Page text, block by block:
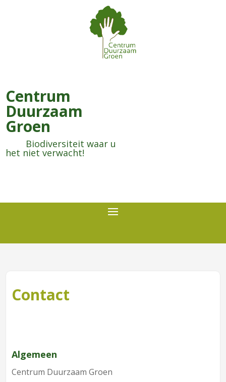
Centrum
Duurzaam
Groen
Biodiversiteit waar u
het niet verwacht!
Contact
Algemeen
Centrum Duurzaam Groen